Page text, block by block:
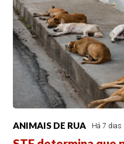
ANIMAIS DE RUA Há 7 dias